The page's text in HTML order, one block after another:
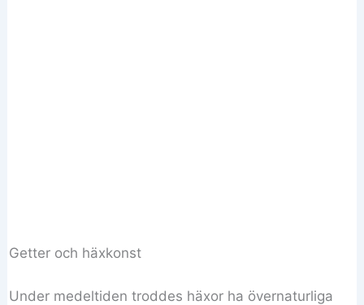
Getter och häxkonst
Under medeltiden troddes häxor ha övernaturliga